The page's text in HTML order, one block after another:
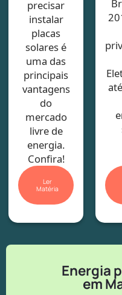
precisar
instalar
placas
solares é
uma das
principais
vantagens
do
mercado
livre de
energia.
Confira!
Ler
Matéria
Energia
em